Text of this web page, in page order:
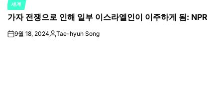
POSTED
IN
세계
가자 전쟁으로 인해 일부 이스라엘인이 이주하게 됨: NPR
on9월 18, 2024Posted
Tae-hyun Song